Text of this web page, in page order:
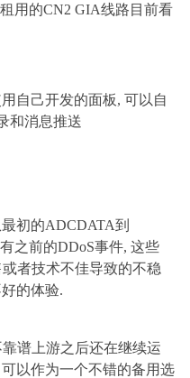
用的CN2 GIA线路目前看
自己开发的面板, 可以自
和消息推送
初的ADCDATA到
之前的DDoS事件, 这些
者技术不佳导致的不稳
的体验.
谱上游之后还在继续运
以作为一个不错的备用选